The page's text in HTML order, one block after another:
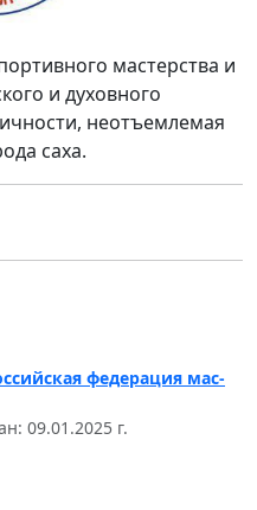
мастерства и
и духовного
неотъемлемая
саха.
федерация мас-
09.01.2025 г.